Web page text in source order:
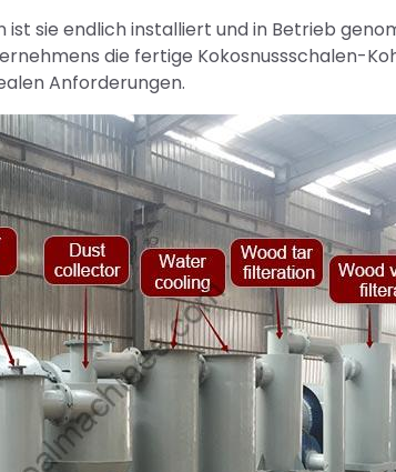
sie endlich installiert und in Betrieb
die fertige Kokosnussschalen-
Anforderungen.